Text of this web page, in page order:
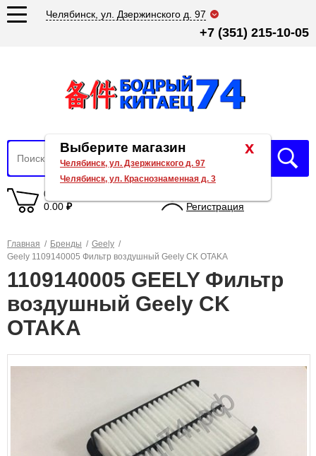
Челябинск, ул. Дзержинского д. 97
+7 (351) 215-10-05
0 товаров
0.00 ₽
Регистрация
Главная / Бренды / Geely /
Geely 1109140005 Фильтр воздушный Geely CK OTAKA
1109140005 GEELY Фильтр
воздушный Geely CK
OTAKA
x
Выберите магазин
Челябинск, ул. Дзержинского д. 97
Челябинск, ул. Краснознаменная д. 3